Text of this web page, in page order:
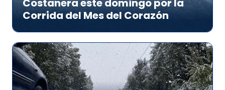
Costanera este domingo por la
Corrida del Mes del Corazón